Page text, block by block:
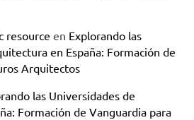
resource en Explorando las
en España: Formación de
Arquitectos
las Universidades de
Formación de Vanguardia para